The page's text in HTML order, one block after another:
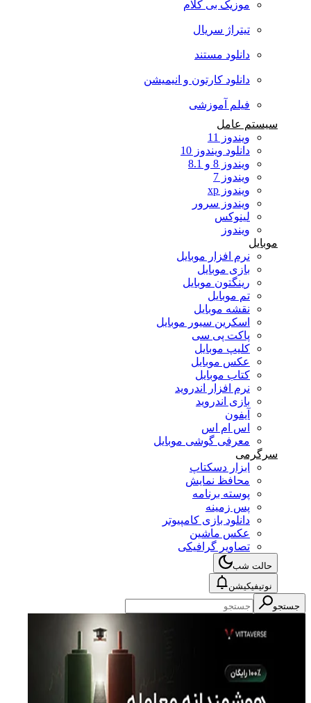
موزیک بی کلام
تیتراژ سریال
دانلود مستند
دانلود کارتون و انیمیشن
فیلم آموزشی
سیستم عامل
ویندوز 11
دانلود ویندوز 10
ویندوز 8 و 8.1
ویندوز 7
ویندوز xp
ویندوز سرور
لینوکس
ویندوز
موبایل
نرم افزار موبایل
بازی موبایل
رینگتون موبایل
تم موبایل
نقشه موبایل
اسکرین سیور موبایل
پاکت پی سی
کلیپ موبایل
عکس موبایل
کتاب موبایل
نرم افزار اندروید
بازی اندروید
آیفون
اس ام اس
معرفی گوشی موبایل
سرگرمی
ابزار دسکتاپ
محافظ نمایش
پوسته برنامه
پس زمینه
دانلود بازی کامپیوتر
عکس ماشین
تصاویر گرافیکی
حالت شب
نوتیفیکیشن
جستجو